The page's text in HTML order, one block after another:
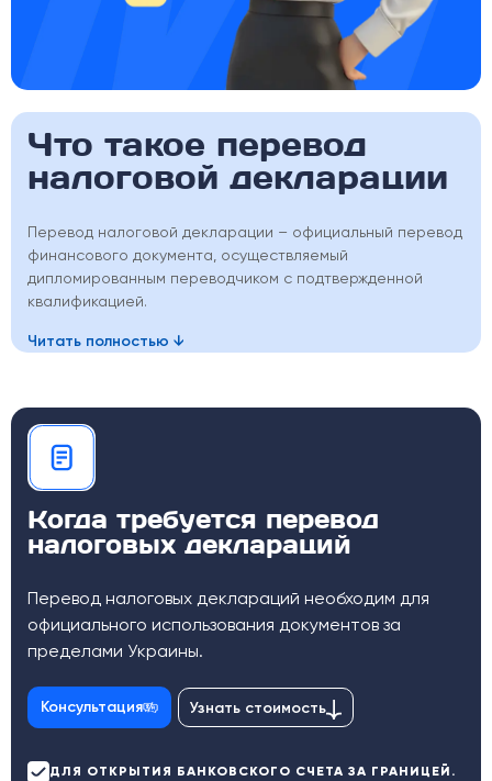
Что такое перевод
налоговой декларации
Перевод налоговой декларации – официальный перевод
финансового документа, осуществляемый
дипломированным переводчиком с подтвержденной
квалификацией.
Читать полностью
Когда требуется перевод
налоговых деклараций
Перевод налоговых деклараций необходим для
официального использования документов за
пределами Украины.
Консультация Узнать стоимость
ДЛЯ ОТКРЫТИЯ БАНКОВСКОГО СЧЕТА ЗА ГРАНИЦЕЙ.